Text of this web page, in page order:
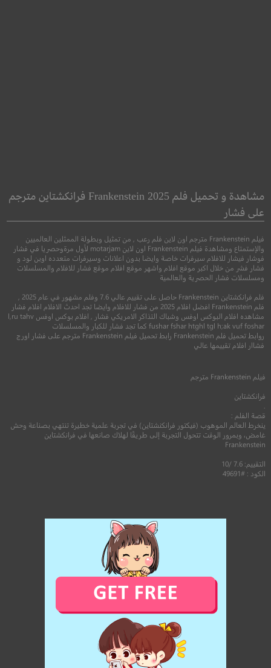
6.3
مشاهدة و تحميل فلم Frankenstein 2025 فرانكشتاين مترجم
على فشار
فيلم Frankenstein مترجم اون لاين فلم رعب , من تمثيل وبطولة الممثلين العالميين
والإستمتاع ومشاهدة فيلم Frankenstein اون لاين motarjam لأول مرةوحصريا في فشار
فوشار فيشار للافلام سيرفرات خاصة وايضا بدون اعلانات وسيرفرات متعدده اوبن لود و
فشار فشر من خلال اكبر موقع افلام واشهر موقع افلام موقع فشار للافلام والمسلسلات
ومسلسلات فشار الحصرية والعالمية
فلم Frankenstein افضل افلام 2025 من فشار للافلام وايضا تجد احدث الافلام افلام فشار
مشاهده افلام البوكس اوفس وشباك التذاكر الامريكي فشار , افلام بوكس اوفس l,ru tahv
fushar fshar htghl tgl h;ak vuf foshar كما تجد فشار للكبار والمسلسلات
روابط تحميل فلم Frankenstein رابط تحميل فيلم Frankenstein مترجم على فشار اورج
فشاار افلام تقييمها عالي
فيلم Frankenstein مترجم
فرانكشتاين
قصة الفلم :
ينخرط العالم الموهوب (فيكتور فرانكنشتاين) في تجربة علمية خطيرة تنتهي بصناعة وحش
غامض، وبمرور الوقت تتحول التجربة إلى طريقًا لهلاك صانعها في فرانكشتاين
Frankenstein
التقييم: 7.6 /10
الكود : #49691